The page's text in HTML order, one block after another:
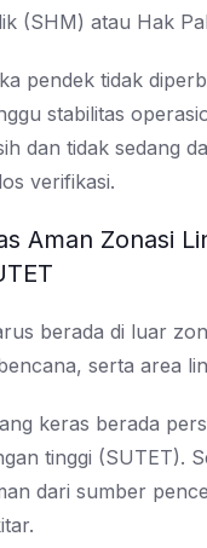
(SHM) atau Hak
pendek tidak
stabilitas
dan tidak sedang
verifikasi.
Aman Zonasi
berada di luar
serta area
keras berada
tinggi (SUTET).
dari sumber